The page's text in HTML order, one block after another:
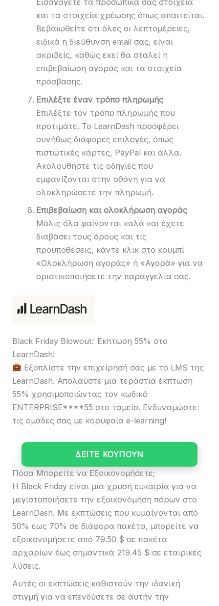
Εισαγάγετε τα προσωπικά σας στοιχεία
και τα στοιχεία χρέωσης όπως απαιτείται.
Βεβαιωθείτε ότι όλες οι λεπτομέρειες,
ειδικά η διεύθυνση email σας, είναι
ακριβείς, καθώς εκεί θα σταλεί η
επιβεβαίωση αγοράς και τα στοιχεία
πρόσβασης.
Επιλέξτε έναν τρόπο πληρωμής
Επιλέξτε τον τρόπο πληρωμής που
προτιμάτε. Το LearnDash προσφέρει
συνήθως διάφορες επιλογές, όπως
πιστωτικές κάρτες, PayPal και άλλα.
Ακολουθήστε τις οδηγίες που
εμφανίζονται στην οθόνη για να
ολοκληρώσετε την πληρωμή.
Επιβεβαίωση και ολοκλήρωση αγοράς
Μόλις όλα φαίνονται καλά και έχετε
διαβάσει τους όρους και τις
προϋποθέσεις, κάντε κλικ στο κουμπί
«Ολοκλήρωση αγοράς» ή «Αγορά» για να
οριστικοποιήσετε την παραγγελία σας.
Black Friday Blowout: Έκπτωση 55% στο
LearnDash!
Εξοπλίστε την επιχείρησή σας με το LMS της
LearnDash. Απολαύστε μια τεράστια έκπτωση
55% χρησιμοποιώντας τον κωδικό
ENTERPRISE****55 στο ταμείο. Ενδυναμώστε
τις ομάδες σας με κορυφαία e-learning!
ΔΕΙΤΕ ΚΟΥΠΟΥΝ
Πόσα Μπορείτε να Εξοικονομήσετε;
Η Black Friday είναι μια χρυσή ευκαιρία για να
μεγιστοποιήσετε την εξοικονόμηση πόρων στο
LearnDash. Με εκπτώσεις που κυμαίνονται από
50% έως 70% σε διάφορα πακέτα, μπορείτε να
εξοικονομήσετε από 79.50 $ σε πακέτα
αρχαρίων έως σημαντικά 219.45 $ σε εταιρικές
λύσεις.
Αυτές οι εκπτώσεις καθιστούν την ιδανική
στιγμή για να επενδύσετε σε αυτήν την